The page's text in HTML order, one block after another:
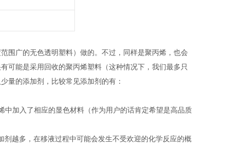
围广的无色透明塑料）做的。不过，同样是聚丙烯，也会
可能是采用回收的聚丙烯塑料（这种情况下，我们最多只
量的添加剂，比较常见添加剂的有：
中加入了相应的显色材料（作为用户的话肯定希望是高品质
越多，在移液过程中可能会发生不受欢迎的化学反应的概